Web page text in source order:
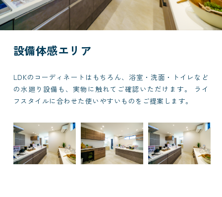
設備体感エリア
LDKのコーディネートはもちろん、浴室・洗面・トイレなど
の水廻り設備も、実物に触れてご確認いただけます。 ライ
フスタイルに合わせた使いやすいものをご提案します。